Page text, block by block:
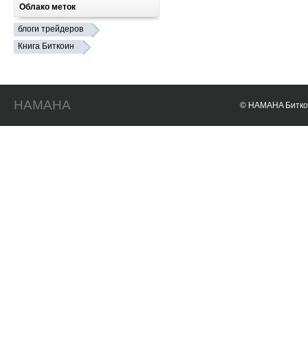
Облако меток
блоги трейдеров
Книга Биткоин
HAMAHA © HAMAHA